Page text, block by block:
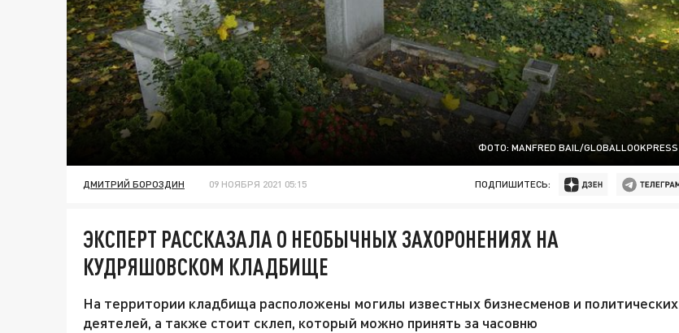
ФОТО: MANFRED BAIL/GLOBALLOOKPRESS
ДМИТРИЙ БОРОЗДИН 09 НОЯБРЯ 2021 05:15 ПОДПИШИТЕСЬ:
ЭКСПЕРТ РАССКАЗАЛА О НЕОБЫЧНЫХ ЗАХОРОНЕНИЯХ НА
КУДРЯШОВСКОМ КЛАДБИЩЕ
На территории кладбища расположены могилы известных бизнесменов и политических
деятелей, а также стоит склеп, который можно принять за часовню